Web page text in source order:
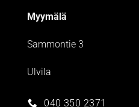
Myymälä
Sammontie 3
Ulvila
040 350 2371